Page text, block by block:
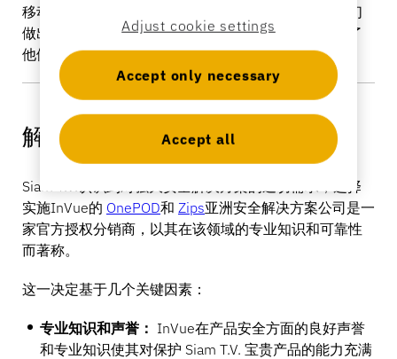
银行业
移动部门经理表达了对产品安全的担忧，强调尽管他们
做出了努力，但贵重产品的丢失依然存在，这既影响了
他们的底线，也影响了客户的信任。
解决方案
Siam T.V.认识到对强大安全解决方案的迫切需求，选择
实施InVue的 OnePOD和 Zips亚洲安全解决方案公司是一
家官方授权分销商，以其在该领域的专业知识和可靠性
而著称。
这一决定基于几个关键因素：
专业知识和声誉： InVue在产品安全方面的良好声誉
和专业知识使其对保护 Siam T.V. 宝贵产品的能力充满
Adjust cookie settings
Accept only necessary
Accept all